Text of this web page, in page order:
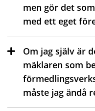
men gör det
med ett eget
Om jag själv är
mäklaren som
måste jag ändå